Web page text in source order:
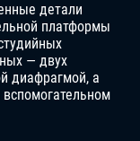
детали
платформы
— двух
диафрагмой, а